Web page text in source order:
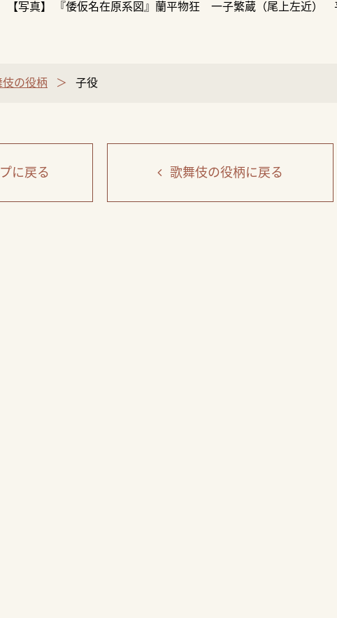
【写真】 『倭仮名在原系図』蘭平物狂 一子繁蔵（尾上左近）
伎の役柄 子役
に戻る 歌舞伎の役柄に戻る